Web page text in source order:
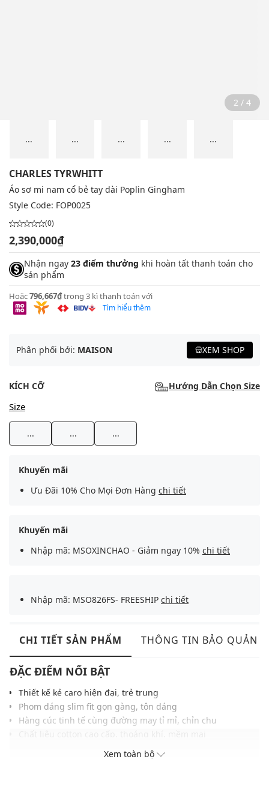
2 / 4
... ... ... ... ...
CHARLES TYRWHITT
Áo sơ mi nam cổ bẻ tay dài Poplin Gingham
Style Code: FOP0025
(0)
2,390,000₫
Nhận ngay 23 điểm thưởng khi hoàn tất thanh toán cho
sản phẩm
Hoặc796,667₫trong 3 kì thanh toán với
Tìm hiểu thêm
Phân phối bởi: MAISON XEM SHOP
KÍCH CỠ Hướng Dẫn Chọn Size
Size
... ... ...
Khuyến mãi
Ưu Đãi 10% Cho Mọi Đơn Hàng chi tiết
Khuyến mãi
Nhập mã: MSOXINCHAO - Giảm ngay 10% chi tiết
Nhập mã: MSO826FS- FREESHIP chi tiết
CHI TIẾT SẢN PHẨM THÔNG TIN BẢO QUẢN
ĐẶC ĐIỂM NỔI BẬT
Thiết kế kẻ caro hiện đại, trẻ trung
Phom dáng slim fit gọn gàng, tôn dáng
Hàng cúc tinh tế cùng đường may tỉ mỉ, chỉn chu
Dễ kết hợp cùng quần âu, vest hoặc blazer
Xem toàn bộ